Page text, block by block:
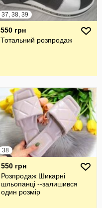
37, 38, 39
550 грн
Тотальний розпродаж
38
550 грн
Розпродаж Шикарні
шльопанці --залишився
один розмір